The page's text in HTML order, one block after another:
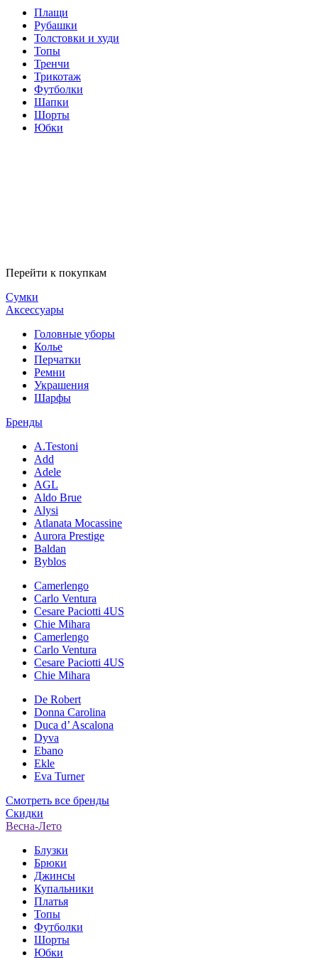
Плащи
Рубашки
Толстовки и худи
Топы
Тренчи
Трикотаж
Футболки
Шапки
Шорты
Юбки
Перейти к покупкам
Сумки
Аксессуары
Головные уборы
Колье
Перчатки
Ремни
Украшения
Шарфы
Бренды
A.Testoni
Add
Adele
AGL
Aldo Brue
Alysi
Atlanata Mocassine
Aurora Prestige
Baldan
Byblos
Camerlengo
Carlo Ventura
Cesare Paciotti 4US
Chie Mihara
Camerlengo
Carlo Ventura
Cesare Paciotti 4US
Chie Mihara
De Robert
Donna Carolina
Duca d’ Ascalona
Dyva
Ebano
Ekle
Eva Turner
Смотреть все бренды
Скидки
Весна-Лето
Блузки
Брюки
Джинсы
Купальники
Платья
Топы
Футболки
Шорты
Юбки